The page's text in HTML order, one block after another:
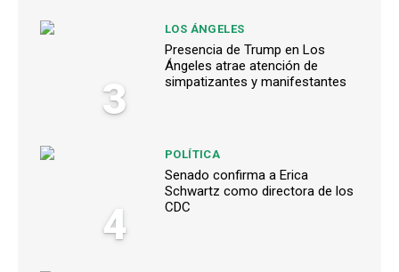
3
LOS ÁNGELES
Presencia de Trump en Los
Ángeles atrae atención de
simpatizantes y manifestantes
4
POLÍTICA
Senado confirma a Erica
Schwartz como directora de los
CDC